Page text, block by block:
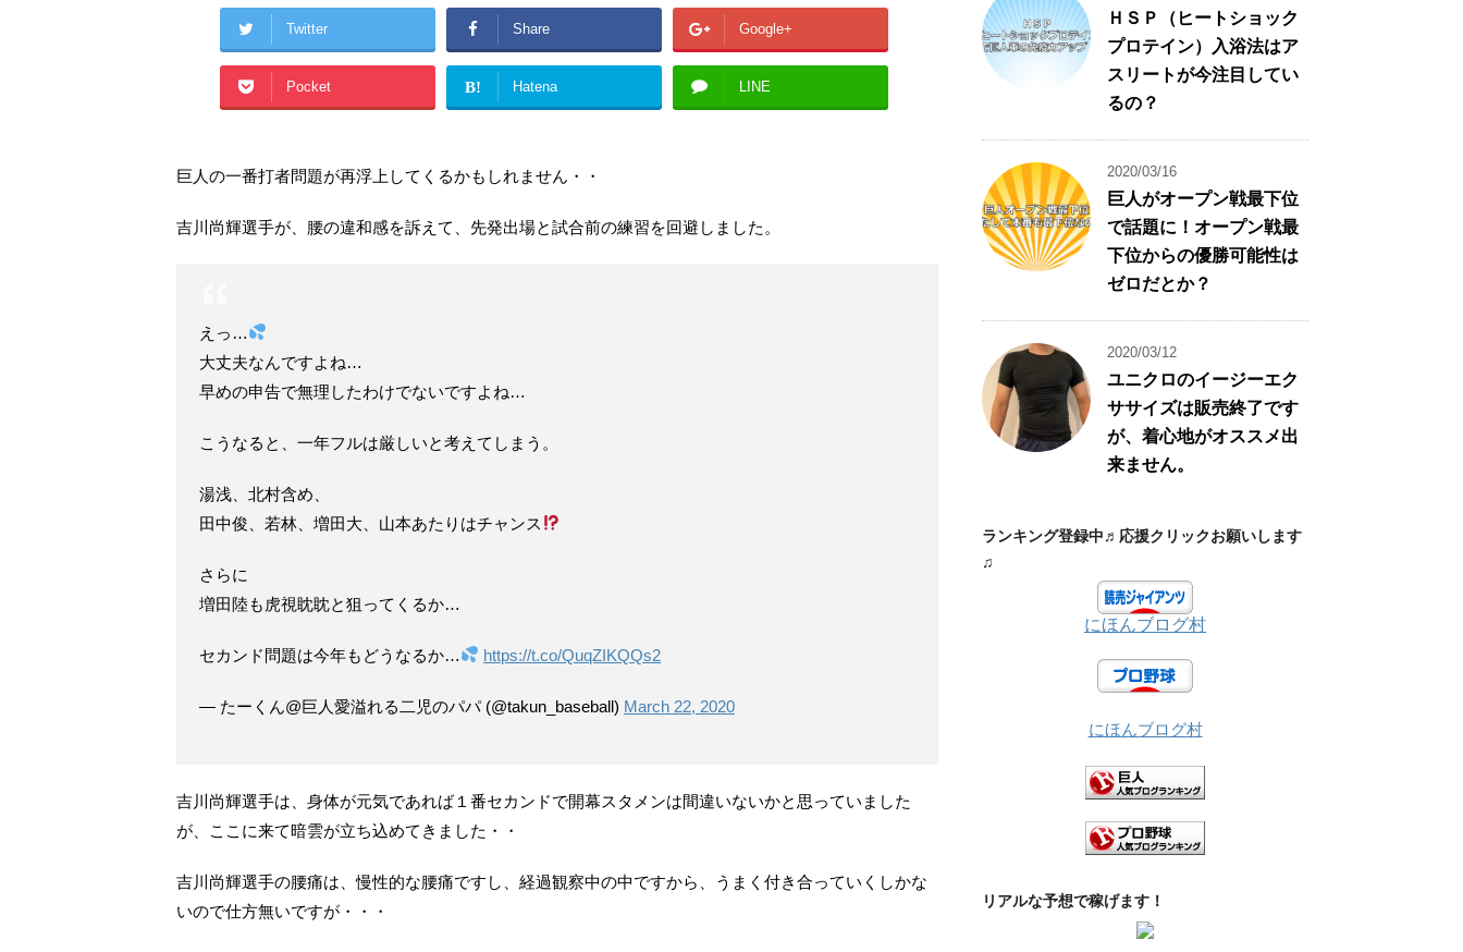
Twitter Share Google+
Pocket B! Hatena LINE
巨人の一番打者問題が再浮上してくるかもしれません・・
吉川尚輝選手が、腰の違和感を訴えて、先発出場と試合前の練習を回避しました。
えっ…
大丈夫なんですよね…
早めの申告で無理したわけでないですよね…
こうなると、一年フルは厳しいと考えてしまう。
湯浅、北村含め、
田中俊、若林、増田大、山本あたりはチャンス
さらに
増田陸も虎視眈眈と狙ってくるか…
セカンド問題は今年もどうなるか… https://t.co/QuqZIKQQs2
— たーくん@巨人愛溢れる二児のパパ (@takun_baseball) March 22, 2020
吉川尚輝選手は、身体が元気であれば１番セカンドで開幕スタメンは間違いないかと思っていました
が、ここに来て暗雲が立ち込めてきました・・
吉川尚輝選手の腰痛は、慢性的な腰痛ですし、経過観察中の中ですから、うまく付き合っていくしかな
いので仕方無いですが・・・
ＨＳＰ（ヒートショック
プロテイン）入浴法はア
スリートが今注目してい
るの？
2020/03/16
巨人がオープン戦最下位
で話題に！オープン戦最
下位からの優勝可能性は
ゼロだとか？
2020/03/12
ユニクロのイージーエク
ササイズは販売終了です
が、着心地がオススメ出
来ません。
ランキング登録中♬応援クリックお願いします
♫
にほんブログ村
にほんブログ村
リアルな予想で稼げます！